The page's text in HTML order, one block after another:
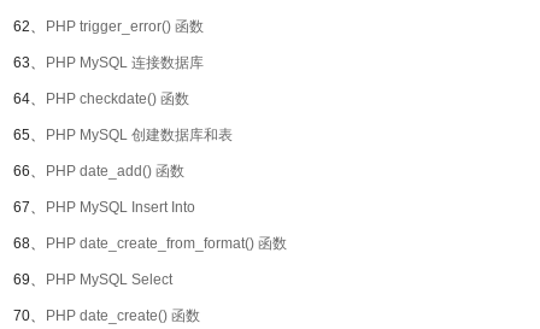
62、 PHP trigger_error() 函数
63、 PHP MySQL 连接数据库
64、 PHP checkdate() 函数
65、 PHP MySQL 创建数据库和表
66、 PHP date_add() 函数
67、 PHP MySQL Insert Into
68、 PHP date_create_from_format() 函数
69、 PHP MySQL Select
70、 PHP date_create() 函数